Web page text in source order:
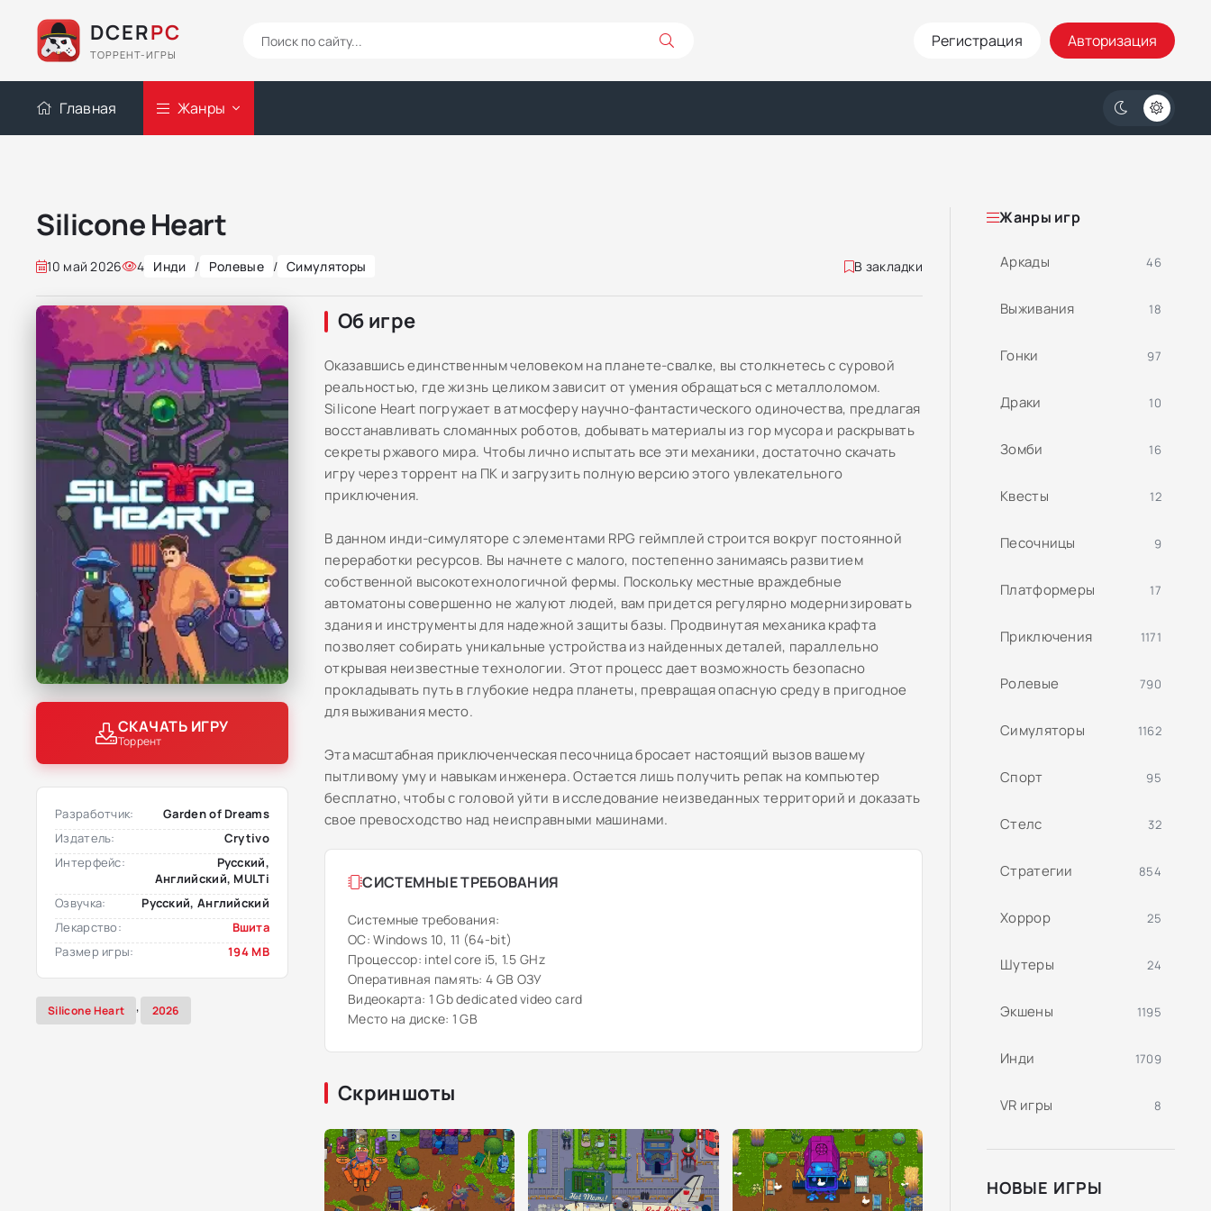
DCERPC
ТОРРЕНТ-ИГРЫ
Регистрация Авторизация
Главная Жанры
Silicone Heart
10 май 2026 4 Инди / Ролевые / Симуляторы В закладки
СКАЧАТЬ ИГРУ
Торрент
Разработчик:
Garden of Dreams
Издатель:
Crytivo
Интерфейс:
Русский,
Английский, MULTi
Озвучка:
Русский, Английский
Лекарство:
Вшита
Размер игры:
194 MB
Silicone Heart , 2026
Об игре
Оказавшись единственным человеком на планете-свалке, вы столкнетесь с суровой
реальностью, где жизнь целиком зависит от умения обращаться с металлоломом.
Silicone Heart погружает в атмосферу научно-фантастического одиночества, предлагая
восстанавливать сломанных роботов, добывать материалы из гор мусора и раскрывать
секреты ржавого мира. Чтобы лично испытать все эти механики, достаточно скачать
игру через торрент на ПК и загрузить полную версию этого увлекательного
приключения.
В данном инди-симуляторе с элементами RPG геймплей строится вокруг постоянной
переработки ресурсов. Вы начнете с малого, постепенно занимаясь развитием
собственной высокотехнологичной фермы. Поскольку местные враждебные
автоматоны совершенно не жалуют людей, вам придется регулярно модернизировать
здания и инструменты для надежной защиты базы. Продвинутая механика крафта
позволяет собирать уникальные устройства из найденных деталей, параллельно
открывая неизвестные технологии. Этот процесс дает возможность безопасно
прокладывать путь в глубокие недра планеты, превращая опасную среду в пригодное
для выживания место.
Эта масштабная приключенческая песочница бросает настоящий вызов вашему
пытливому уму и навыкам инженера. Остается лишь получить репак на компьютер
бесплатно, чтобы с головой уйти в исследование неизведанных территорий и доказать
свое превосходство над неисправными машинами.
СИСТЕМНЫЕ ТРЕБОВАНИЯ
Системные требования:
ОС: Windows 10, 11 (64-bit)
Процессор: intel core i5, 1.5 GHz
Оперативная память: 4 GB ОЗУ
Видеокарта: 1 Gb dedicated video card
Место на диске: 1 GB
Скриншоты
Жанры игр
Аркады 46
Выживания 18
Гонки 97
Драки 10
Зомби 16
Квесты 12
Песочницы 9
Платформеры 17
Приключения 1171
Ролевые 790
Симуляторы 1162
Спорт 95
Стелс 32
Стратегии 854
Хоррор 25
Шутеры 24
Экшены 1195
Инди 1709
VR игры 8
НОВЫЕ ИГРЫ